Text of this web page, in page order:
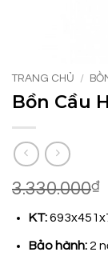
TRANG CHỦ /
Bồn Cầu
3.330.000₫
KT:
Bảo hành: 2